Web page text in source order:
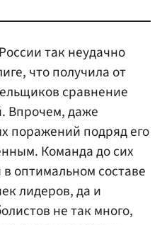
так неудачно
что получила от
сравнение
Впрочем, даже
поражений подряд его
Команда до сих
оптимальном составе
лидеров, да и
не так много,